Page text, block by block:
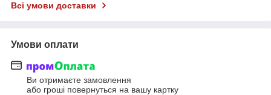
Всі умови доставки
Умови оплати
Ви отримаєте замовлення
або гроші повернуться на вашу картку